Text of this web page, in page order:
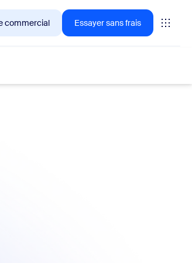
commercial Essayer sans frais